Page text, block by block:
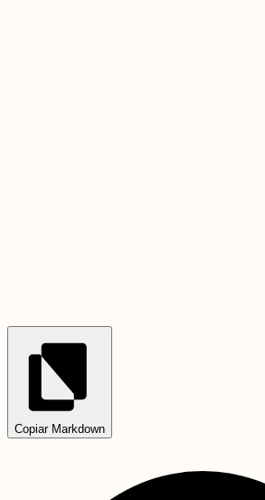
Copiar Markdown